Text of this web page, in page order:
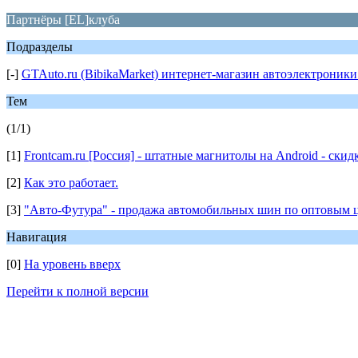
Партнёры [EL]клуба
Подразделы
[-] GTAuto.ru (BibikaMarket) интернет-магазин
Тем
(1/1)
[1] Frontcam.ru [Россия] - штатные магнитолы на Android -
[2] Как это работает.
[3] "Авто-Футура" - продажа автомобильных шин по оптовым
Навигация
[0] На уровень вверх
Перейти к полной версии